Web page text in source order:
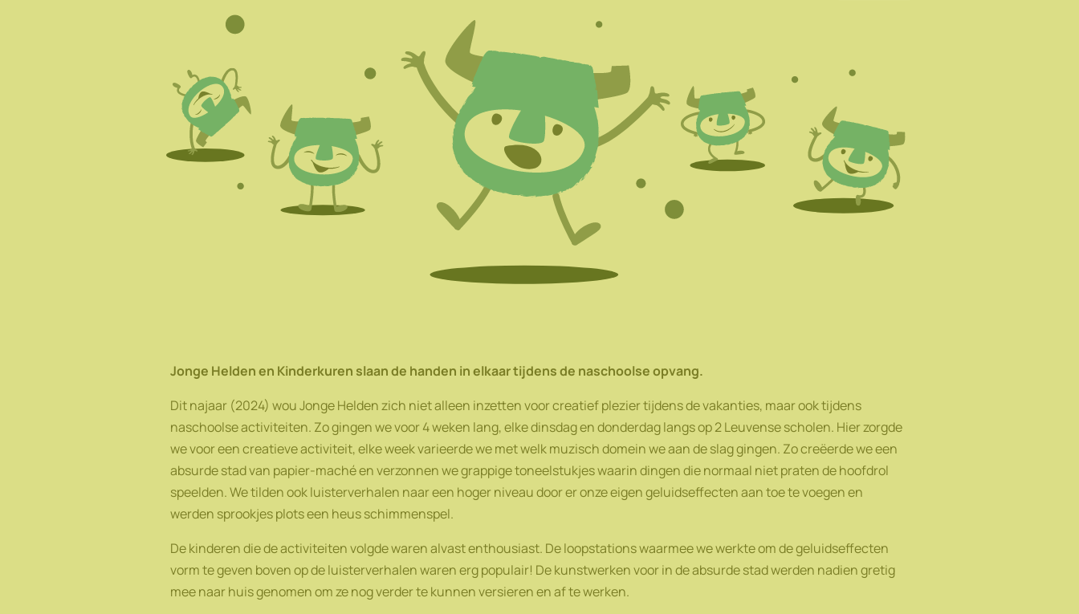
Jonge Helden en Kinderkuren slaan de handen in elkaar tijdens de naschoolse opvang.
Dit najaar (2024) wou Jonge Helden zich niet alleen inzetten voor creatief plezier tijdens de vakanties, maar ook tijdens
naschoolse activiteiten. Zo gingen we voor 4 weken lang, elke dinsdag en donderdag langs op 2 Leuvense scholen. Hier zorgde
we voor een creatieve activiteit, elke week varieerde we met welk muzisch domein we aan de slag gingen. Zo creëerde we een
absurde stad van papier-maché en verzonnen we grappige toneelstukjes waarin dingen die normaal niet praten de hoofdrol
speelden. We tilden ook luisterverhalen naar een hoger niveau door er onze eigen geluidseffecten aan toe te voegen en
werden sprookjes plots een heus schimmenspel.
De kinderen die de activiteiten volgde waren alvast enthousiast. De loopstations waarmee we werkte om de geluidseffecten
vorm te geven boven op de luisterverhalen waren erg populair! De kunstwerken voor in de absurde stad werden nadien gretig
mee naar huis genomen om ze nog verder te kunnen versieren en af te werken.